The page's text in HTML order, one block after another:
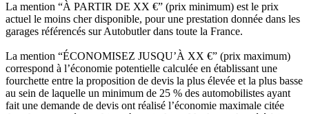
La mention “À PARTIR DE XX €” (prix minimum) est le prix
actuel le moins cher disponible, pour une prestation donnée dans les
garages référencés sur Autobutler dans toute la France.
La mention “ÉCONOMISEZ JUSQU’À XX €” (prix maximum)
correspond à l’économie potentielle calculée en établissant une
fourchette entre la proposition de devis la plus élevée et la plus basse
au sein de laquelle un minimum de 25 % des automobilistes ayant
fait une demande de devis ont réalisé l’économie maximale citée